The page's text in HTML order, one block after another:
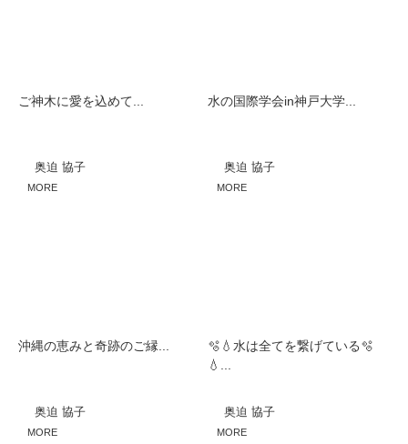
ご神木に愛を込めて...
奥迫 協子
MORE
水の国際学会in神戸大学...
奥迫 協子
MORE
沖縄の恵みと奇跡のご縁...
奥迫 協子
MORE
🫧💧水は全てを繋げている🫧
💧...
奥迫 協子
MORE